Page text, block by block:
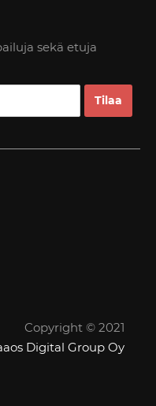
sekä etuja
Copyright © 2021
Digital Group Oy